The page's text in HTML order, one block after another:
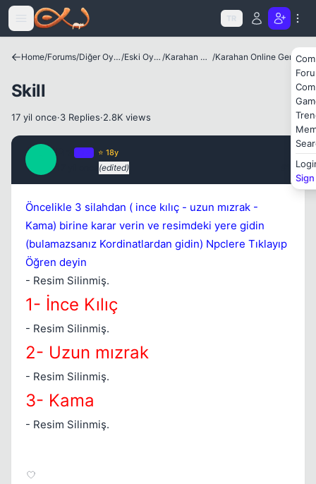
Icerige atla
TR
Home/Forums/ Diğer Oyunlar/ Eski Oyunlar / Karahan Online / Karahan Online Genel Bilgiler
Skill
17 yil once·3 Replies·2.8K views
⭐ 18y
(edited)
Öncelikle 3 silahdan ( ince kılıç - uzun mızrak -
Kama) birine karar verin ve resimdeki yere gidin
(bulamazsanız Kordinatlardan gidin) Npclere Tıklayıp
Öğren deyin
- Resim Silinmiş.
1- İnce Kılıç
- Resim Silinmiş.
2- Uzun mızrak
- Resim Silinmiş.
3- Kama
- Resim Silinmiş.
Kapat